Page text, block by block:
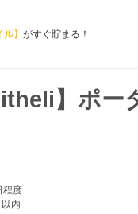
】 がすぐ貯まる！
】ポ
程度
以内